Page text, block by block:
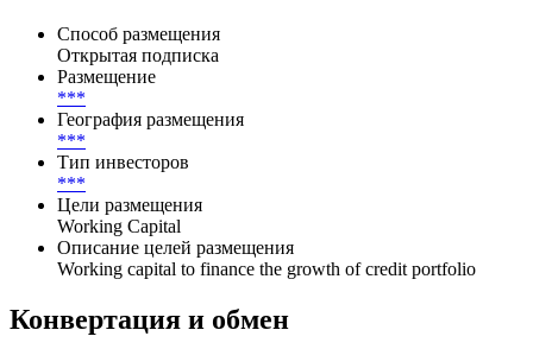
Способ размещения
Открытая подписка
Размещение
***
География размещения
***
Тип инвесторов
***
Цели размещения
Working Capital
Описание целей размещения
Working capital to finance the growth of credit portfolio
Конвертация и обмен